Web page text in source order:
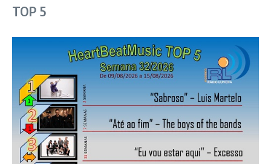
TOP 5